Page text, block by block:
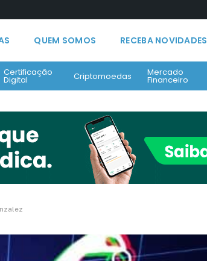
QUEM SOMOS RECEBA NOVIDADES
Certificação
Digital Criptomoedas Mercado
Financeiro